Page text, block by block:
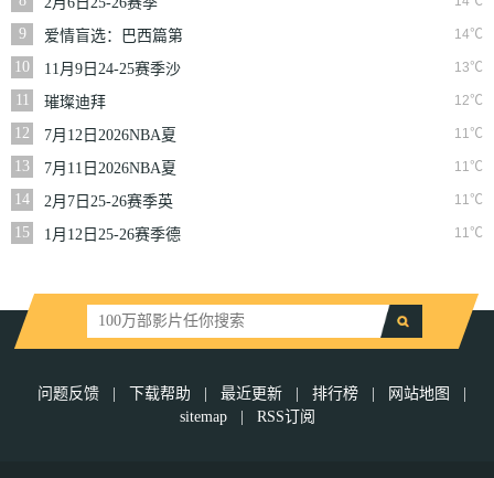
NBA常规赛篮网VS
魔术
9 14℃
爱情盲选：巴西篇第
二季
10 13℃
11月9日24-25赛季沙
联第10轮利雅得体育
VS利雅得胜利
11 12℃
璀璨迪拜
12
11℃
7月12日2026NBA夏
季联赛尼克斯VS马刺
13 11℃
7月11日2026NBA夏
季联赛公牛VS灰熊
14 11℃
2月7日25-26赛季英
超第25轮伯恩利VS西
汉姆联
15 11℃
1月12日25-26赛季德
问题反馈 下载帮助 最近更新 排行榜 网站地图
sitemap
RSS订阅